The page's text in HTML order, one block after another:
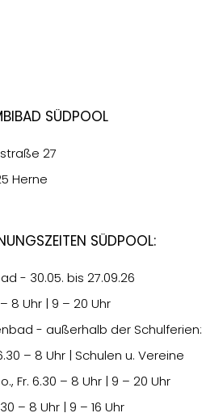
Südpool
27
Herne
Südpool:
- 30.05. bis 27.09.26
– 8 Uhr | 9 – 20 Uhr
- außerhalb der Schulferien:
– 8 Uhr | Schulen u. Vereine
Fr. 6.30 – 8 Uhr | 9 – 20 Uhr
– 8 Uhr | 9 – 16 Uhr